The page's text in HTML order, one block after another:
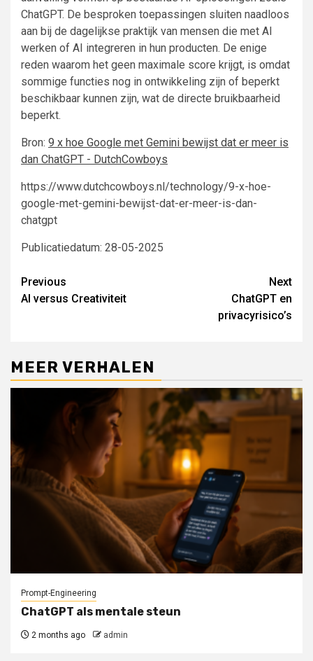
ChatGPT. De besproken toepassingen sluiten naadloos
aan bij de dagelijkse praktijk van mensen die met AI
werken of AI integreren in hun producten. De enige
reden waarom het geen maximale score krijgt, is omdat
sommige functies nog in ontwikkeling zijn of beperkt
beschikbaar kunnen zijn, wat de directe bruikbaarheid
beperkt.
Bron: 9 x hoe Google met Gemini bewijst dat er meer is
dan ChatGPT - DutchCowboys
https://www.dutchcowboys.nl/technology/9-x-hoe-
google-met-gemini-bewijst-dat-er-meer-is-dan-
chatgpt
Publicatiedatum: 28-05-2025
Continue
Reading
Previous
AI versus Creativiteit
Next
ChatGPT en
privacyrisico’s
MEER VERHALEN
Prompt-Engineering
ChatGPT als mentale steun
2 months ago admin